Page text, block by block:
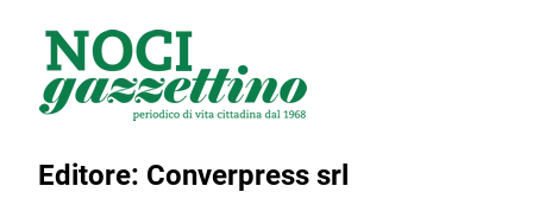
Gnostra Kids
merita un plauso
particolare perché
palcoscenico di
ha coinvolto
manifestazione,
presenta la
masterclass
“Catturare il reale
il corto
Editore: Converpress srl